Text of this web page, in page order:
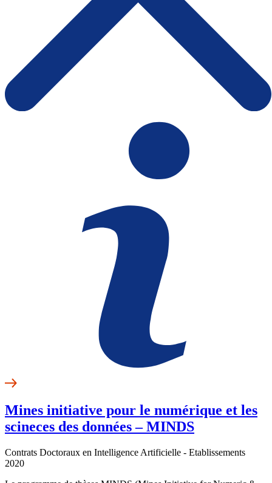
Mines initiative pour le numérique et les
scineces des données – MINDS
Contrats Doctoraux en Intelligence Artificielle - Etablissements
2020